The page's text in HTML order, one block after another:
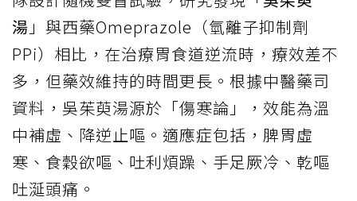
湯 」與西藥Omeprazole（氫離子抑制劑
PPi）相比，在治療胃食道逆流時，療效差不
多，但藥效維持的時間更長。根據中醫藥司
資料，吳茱萸湯源於「傷寒論」，效能為溫
中補虛、降逆止嘔。適應症包括，脾胃虛
寒、食穀欲嘔、吐利煩躁、手足厥冷、乾嘔
吐涎頭痛。